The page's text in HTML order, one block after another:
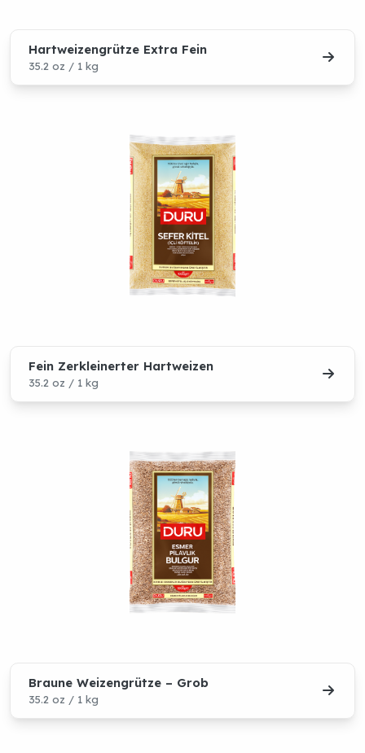
Hartweizengrütze Extra Fein
35.2 oz / 1 kg
Fein Zerkleinerter Hartweizen
35.2 oz / 1 kg
Braune Weizengrütze – Grob
35.2 oz / 1 kg